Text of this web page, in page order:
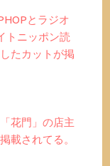
とラジオ
トニッポン読
たカットが掲
花門」の店主
載されてる。